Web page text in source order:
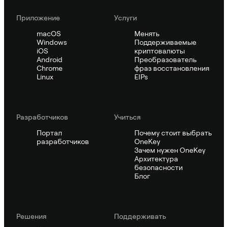
Приложение
macOS
Windows
iOS
Android
Chrome
Linux
Услуги
Менять
Поддерживаемые
криптовалюты
Преобразователь
фраз восстановления
EIPs
Pазработчиков
Портал
разработчиков
Учиться
Почему стоит выбрать
OneKey
Зачем нужен OneKey
Архитектура
безопасности
Блог
Решения
Поддерживать